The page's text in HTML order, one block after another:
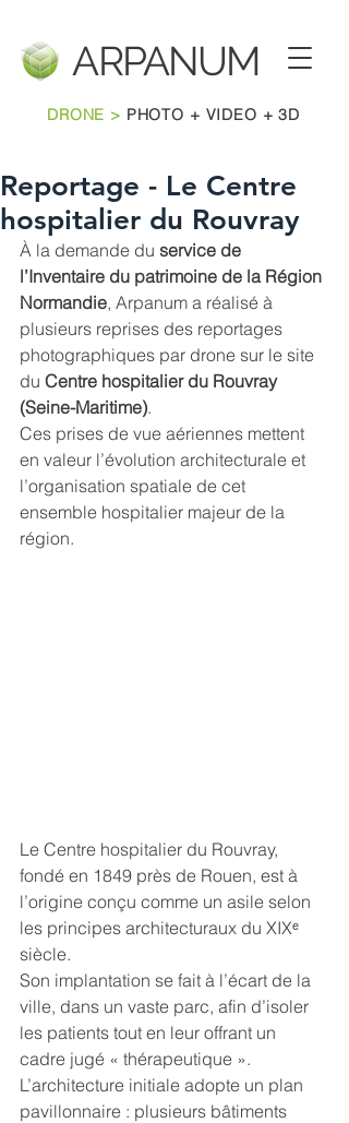
ARPANUM
DRONE > PHOTO + VIDEO + 3D
Reportage - Le Centre
hospitalier du Rouvray
À la demande du service de
l’Inventaire du patrimoine de la Région
Normandie, Arpanum a réalisé à
plusieurs reprises des reportages
photographiques par drone sur le site
du Centre hospitalier du Rouvray
(Seine-Maritime).
Ces prises de vue aériennes mettent
en valeur l’évolution architecturale et
l’organisation spatiale de cet
ensemble hospitalier majeur de la
région.
Le Centre hospitalier du Rouvray,
fondé en 1849 près de Rouen, est à
l’origine conçu comme un asile selon
les principes architecturaux du XIXᵉ
siècle.
Son implantation se fait à l’écart de la
ville, dans un vaste parc, afin d’isoler
les patients tout en leur offrant un
cadre jugé « thérapeutique ».
L’architecture initiale adopte un plan
pavillonnaire : plusieurs bâtiments